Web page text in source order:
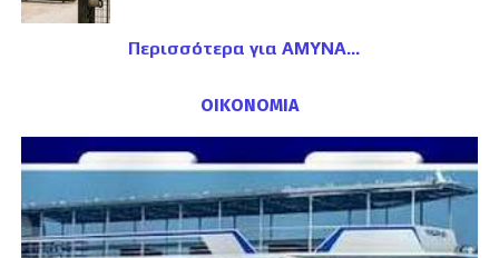
Περισσότερα για ΑΜΥΝΑ
ΟΙΚΟΝΟΜΙΑ